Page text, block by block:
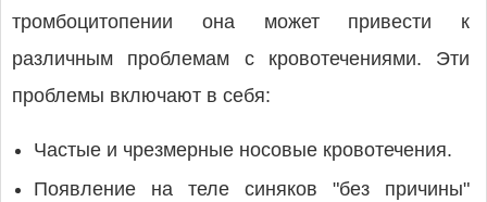
тромбоцитопении она может привести к
различным проблемам с кровотечениями. Эти
проблемы включают в себя:
Частые и чрезмерные носовые кровотечения.
Появление на теле синяков "без причины"